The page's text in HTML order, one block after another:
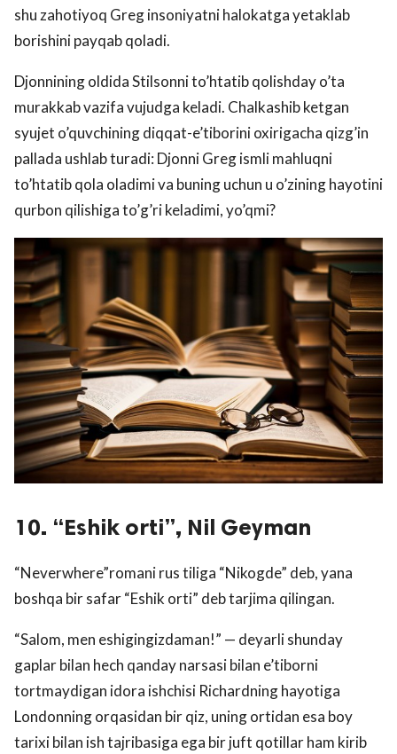
shu zahotiyoq Greg insoniyatni halokatga yetaklab
borishini payqab qoladi.
Djonnining oldida Stilsonni to’htatib qolishday o’ta
murakkab vazifa vujudga keladi. Chalkashib ketgan
syujet o’quvchining diqqat-e’tiborini oxirigacha qizg’in
pallada ushlab turadi: Djonni Greg ismli mahluqni
to’htatib qola oladimi va buning uchun u o’zining hayotini
qurbon qilishiga to’g’ri keladimi, yo’qmi?
10. “Eshik orti”, Nil Geyman
“Neverwhere”romani rus tiliga “Nikogde” deb, yana
boshqa bir safar “Eshik orti” deb tarjima qilingan.
“Salom, men eshigingizdaman!” — deyarli shunday
gaplar bilan hech qanday narsasi bilan e’tiborni
tortmaydigan idora ishchisi Richardning hayotiga
Londonning orqasidan bir qiz, uning ortidan esa boy
tarixi bilan ish tajribasiga ega bir juft qotillar ham kirib